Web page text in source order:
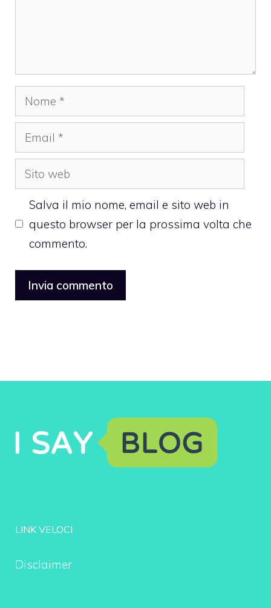
Nome
Email
Sito
web
Salva il mio nome, email e sito web in
questo browser per la prossima volta che
commento.
LINK VELOCI
Disclaimer